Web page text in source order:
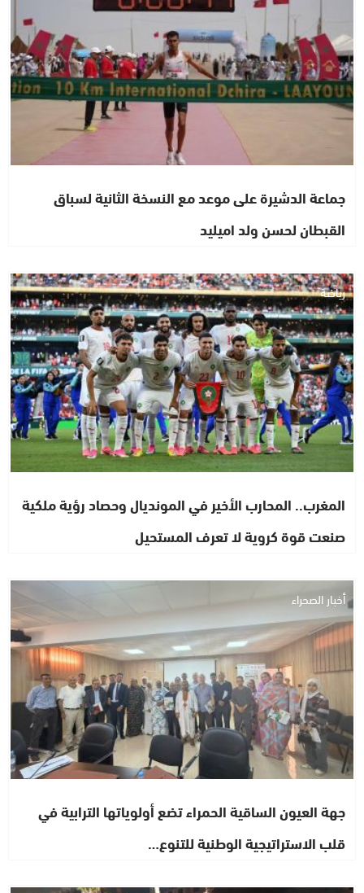
جماعة الدشيرة على موعد مع النسخة الثانية لسباق
القبطان لحسن ولد اميليد
رياضة
المغرب.. المحارب الأخير في المونديال وحصاد رؤية ملكية
صنعت قوة كروية لا تعرف المستحيل
أخبار الصحراء
جهة العيون الساقية الحمراء تضع أولوياتها الترابية في
قلب الاستراتيجية الوطنية للتنوع…